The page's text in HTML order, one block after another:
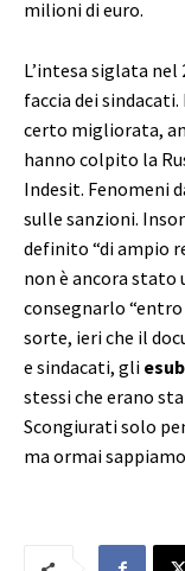
milioni di euro.
L’intesa siglata
faccia dei
certo migliorata,
hanno colpito la
Indesit. Fenomeni
sulle sanzioni.
definito “di ampio
non è ancora
consegnarlo “entro
sorte, ieri che il
e sindacati, gli
stessi che erano
Scongiurati solo
ma ormai